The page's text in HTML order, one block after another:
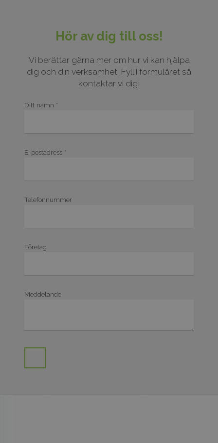
Hör av dig till oss!
Vi berättar gärna mer om hur vi kan hjälpa
dig och din verksamhet. Fyll i formuläret så
kontaktar vi dig!
Ditt namn *
E-postadress *
Telefonnummer
Företag
Meddelande